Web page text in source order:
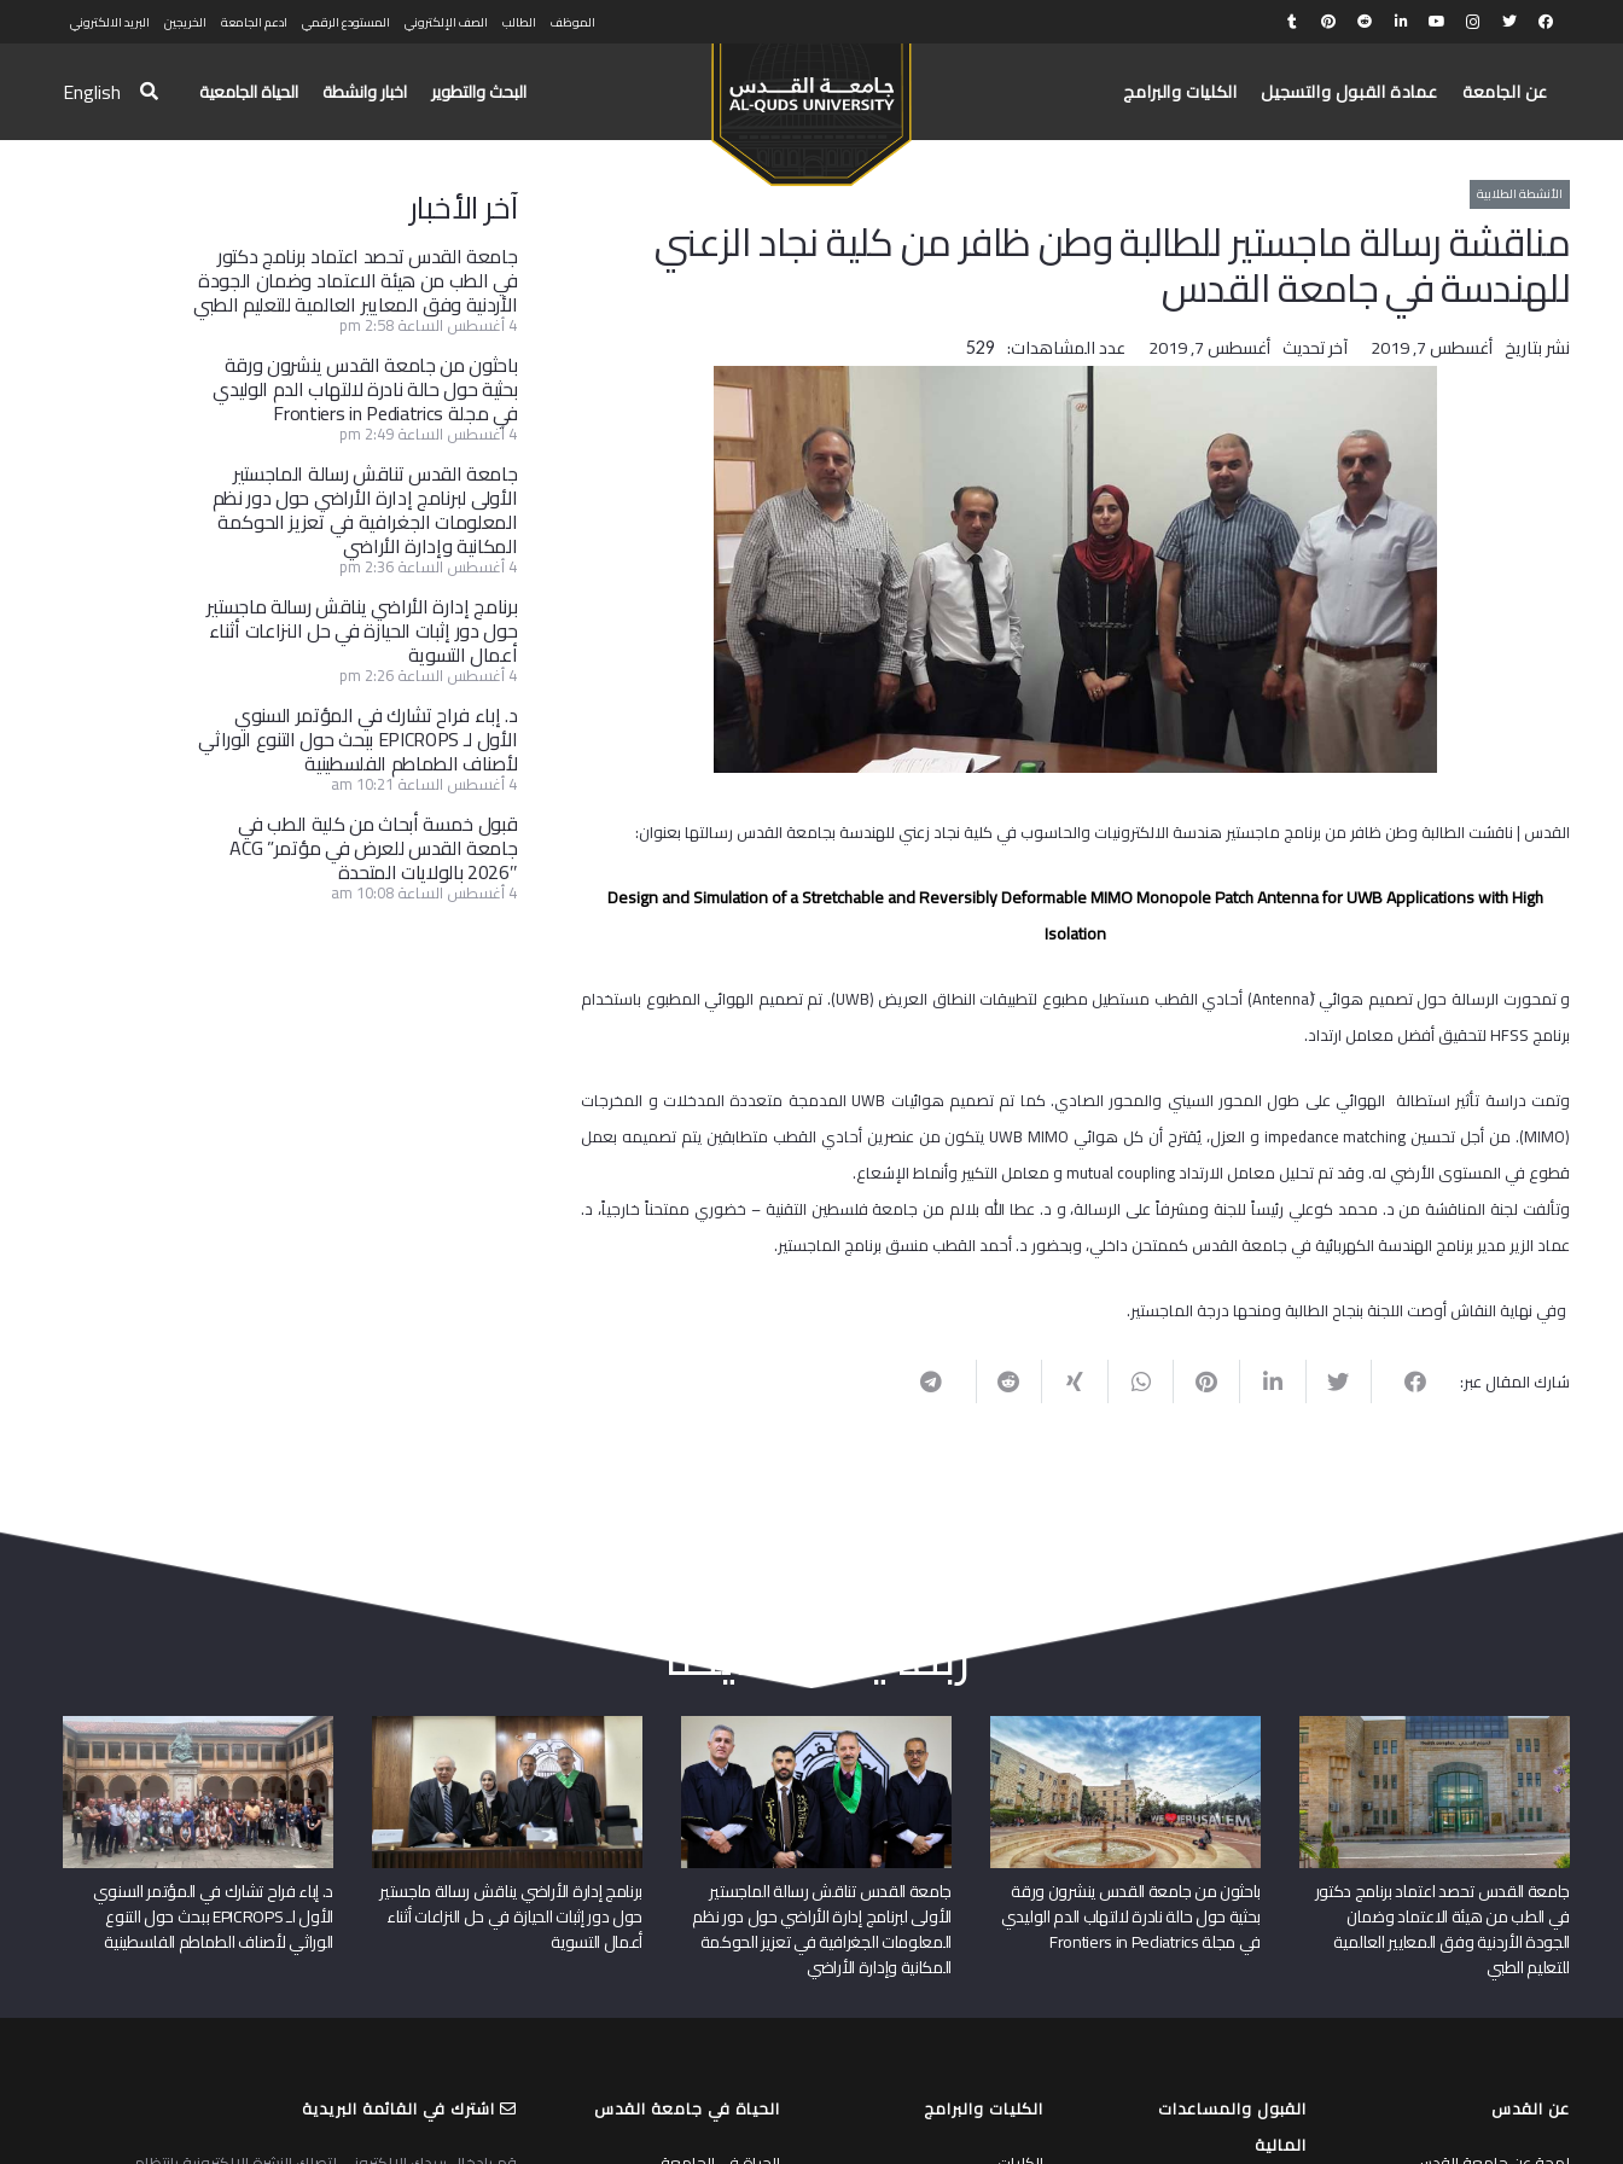
الموظف الطالب الصف الإلكتروني المستودع الرقمي ادعم الجامعة الخريجين البريد الالكتروني
عن الجامعة عمادة القبول والتسجيل الكليات والبرامج البحث والتطوير اخبار وانشطة الحياة الجامعية English
الأنشطة الطلابية
مناقشة رسالة ماجستير للطالبة وطن ظافر من كلية نجاد الزعني
للهندسة في جامعة القدس
نشر بتاريخ أغسطس 7, 2019 آخر تحديث أغسطس 7, 2019 عدد المشاهدات: 529
القدس | ناقشت الطالبة وطن ظافر من برنامج ماجستير هندسة الالكترونيات والحاسوب في كلية نجاد زعني للهندسة بجامعة القدس رسالتها بعنوان:
Design and Simulation of a Stretchable and Reversibly Deformable MIMO Monopole Patch Antenna for UWB Applications with High
Isolation
و تمحورت الرسالة حول تصميم هوائي (َAntenna) أحادي القطب مستطيل مطبوع لتطبيقات النطاق العريض (UWB). تم تصميم الهوائي المطبوع باستخدام
برنامج HFSS لتحقيق أفضل معامل ارتداد.
وتمت دراسة تأثير استطالة الهوائي على طول المحور السيني والمحور الصادي. كما تم تصميم هوائيات UWB المدمجة متعددة المدخلات و المخرجات
(MIMO). من أجل تحسين impedance matching و العزل، يُقترح أن كل هوائي UWB MIMO يتكون من عنصرين أحادي القطب متطابقين يتم تصميمه بعمل
قطوع في المستوى الأرضي له. وقد تم تحليل معامل الارتداد mutual coupling و معامل التكبير وأنماط الإشعاع.
وتألفت لجنة المناقشة من د. محمد كوعلي رئيساً للجنة ومشرفاً على الرسالة، و د. عطا الله بلالم من جامعة فلسطين التقنية – خضوري ممتحناً خارجياً، د.
عماد الزير مدير برنامج الهندسة الكهربائية في جامعة القدس كممتحن داخلي، وبحضور د. أحمد القطب منسق برنامج الماجستير.
وفي نهاية النقاش أوصت اللجنة بنجاح الطالبة ومنحها درجة الماجستير.
شارك المقال عبر:
آخر الأخبار
جامعة القدس تحصد اعتماد برنامج دكتور
في الطب من هيئة الاعتماد وضمان الجودة
الأردنية وفق المعايير العالمية للتعليم الطبي
4 أغسطس الساعة 2:58 pm
باحثون من جامعة القدس ينشرون ورقة
بحثية حول حالة نادرة لالتهاب الدم الوليدي
في مجلة Frontiers in Pediatrics
4 أغسطس الساعة 2:49 pm
جامعة القدس تناقش رسالة الماجستير
الأولى لبرنامج إدارة الأراضي حول دور نظم
المعلومات الجغرافية في تعزيز الحوكمة
المكانية وإدارة الأراضي
4 أغسطس الساعة 2:36 pm
برنامج إدارة الأراضي يناقش رسالة ماجستير
حول دور إثبات الحيازة في حل النزاعات أثناء
أعمال التسوية
4 أغسطس الساعة 2:26 pm
د. إباء فراح تشارك في المؤتمر السنوي
الأول لـ EPICROPS ببحث حول التنوع الوراثي
لأصناف الطماطم الفلسطينية
4 أغسطس الساعة 10:21 am
قبول خمسة أبحاث من كلية الطب في
جامعة القدس للعرض في مؤتمر” ACG
2026″ بالولايات المتحدة
4 أغسطس الساعة 10:08 am
ربما يعجبك أيضا
جامعة القدس تحصد اعتماد برنامج دكتور
في الطب من هيئة الاعتماد وضمان
الجودة الأردنية وفق المعايير العالمية
للتعليم الطبي
باحثون من جامعة القدس ينشرون ورقة
بحثية حول حالة نادرة لالتهاب الدم الوليدي
في مجلة Frontiers in Pediatrics
جامعة القدس تناقش رسالة الماجستير
الأولى لبرنامج إدارة الأراضي حول دور نظم
المعلومات الجغرافية في تعزيز الحوكمة
المكانية وإدارة الأراضي
برنامج إدارة الأراضي يناقش رسالة ماجستير
حول دور إثبات الحيازة في حل النزاعات أثناء
أعمال التسوية
د. إباء فراح تشارك في المؤتمر السنوي
الأول لـ EPICROPS ببحث حول التنوع
الوراثي لأصناف الطماطم الفلسطينية
عن القدس
القبول والمساعدات
المالية
الكليات والبرامج
الحياة في جامعة القدس
اشترك في القائمة البريدية